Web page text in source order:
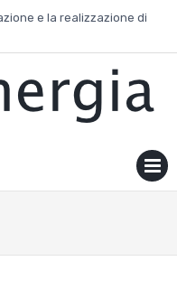
e la realizzazione di